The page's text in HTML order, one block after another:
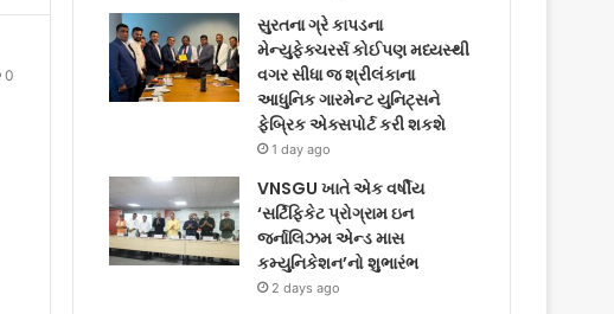
0
સુરતના ગ્રે કાપડના
મેન્યુફેક્ચરર્સ કોઈપણ મધ્યસ્થી
વગર સીધા જ શ્રીલંકાના
આધુનિક ગારમેન્ટ યુનિટ્સને
ફેબ્રિક એક્સપોર્ટ કરી શકશે
1 day ago
VNSGU ખાતે એક વર્ષીય
‘સર્ટિફિકેટ પ્રોગ્રામ ઇન
જર્નાલિઝમ એન્ડ માસ
કમ્યુનિકેશન’નો શુભારંભ
2 days ago